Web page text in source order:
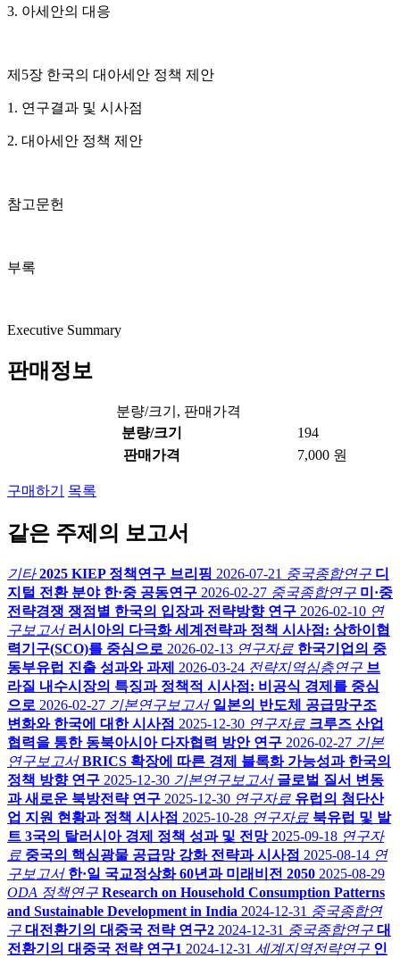
3. 아세안의 대응
제5장 한국의 대아세안 정책 제안
1. 연구결과 및 시사점
2. 대아세안 정책 제안
참고문헌
부록
Executive Summary
판매정보
분량/크기, 판매가격
분량/크기
194
판매가격
7,000 원
구매하기 목록
같은 주제의 보고서
기타 2025 KIEP 정책연구 브리핑 2026-07-21 중국종합연구 디
지털 전환 분야 한·중 공동연구 2026-02-27 중국종합연구 미·중
전략경쟁 쟁점별 한국의 입장과 전략방향 연구 2026-02-10 연
구보고서 러시아의 다극화 세계전략과 정책 시사점: 상하이협
력기구(SCO)를 중심으로 2026-02-13 연구자료 한국기업의 중
동부유럽 진출 성과와 과제
2026-03-24 전략지역심층연구 브
라질 내수시장의 특징과 정책적 시사점: 비공식 경제를 중심
으로 2026-02-27 기본연구보고서 일본의 반도체 공급망구조
변화와 한국에 대한 시사점 2025-12-30 연구자료 크루즈 산업
협력을 통한 동북아시아 다자협력 방안 연구 2026-02-27 기본
연구보고서 BRICS 확장에 따른 경제 블록화 가능성과 한국의
정책 방향 연구 2025-12-30 기본연구보고서 글로벌 질서 변동
과 새로운 북방전략 연구 2025-12-30 연구자료 유럽의 첨단산
업 지원 현황과 정책 시사점 2025-10-28 연구자료 북유럽 및 발
트 3국의 탈러시아 경제 정책 성과 및 전망 2025-09-18 연구자
료 중국의 핵심광물 공급망 강화 전략과 시사점 2025-08-14 연
구보고서 한·일 국교정상화 60년과 미래비전 2050 2025-08-29
ODA 정책연구 Research on Household Consumption Patterns
and Sustainable Development in India 2024-12-31 중국종합연
구 대전환기의 대중국 전략 연구2 2024-12-31 중국종합연구 대
전환기의 대중국 전략 연구1 2024-12-31 세계지역전략연구 인